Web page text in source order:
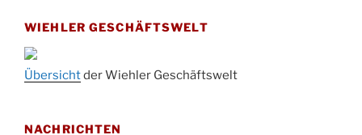
Kinderbibeltag im Ev. Gemeindehaus von 10-
09.10.
Afterwork-Andacht um 18:00 Uhr in der
10.10.
WIEHLER GESCHÄFTSWELT
Übersichtder Wiehler Geschäftswelt
NACHRICHTEN